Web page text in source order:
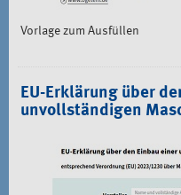
Vorlage zum Ausfüllen
EU-Erklärung über
unvollständigen